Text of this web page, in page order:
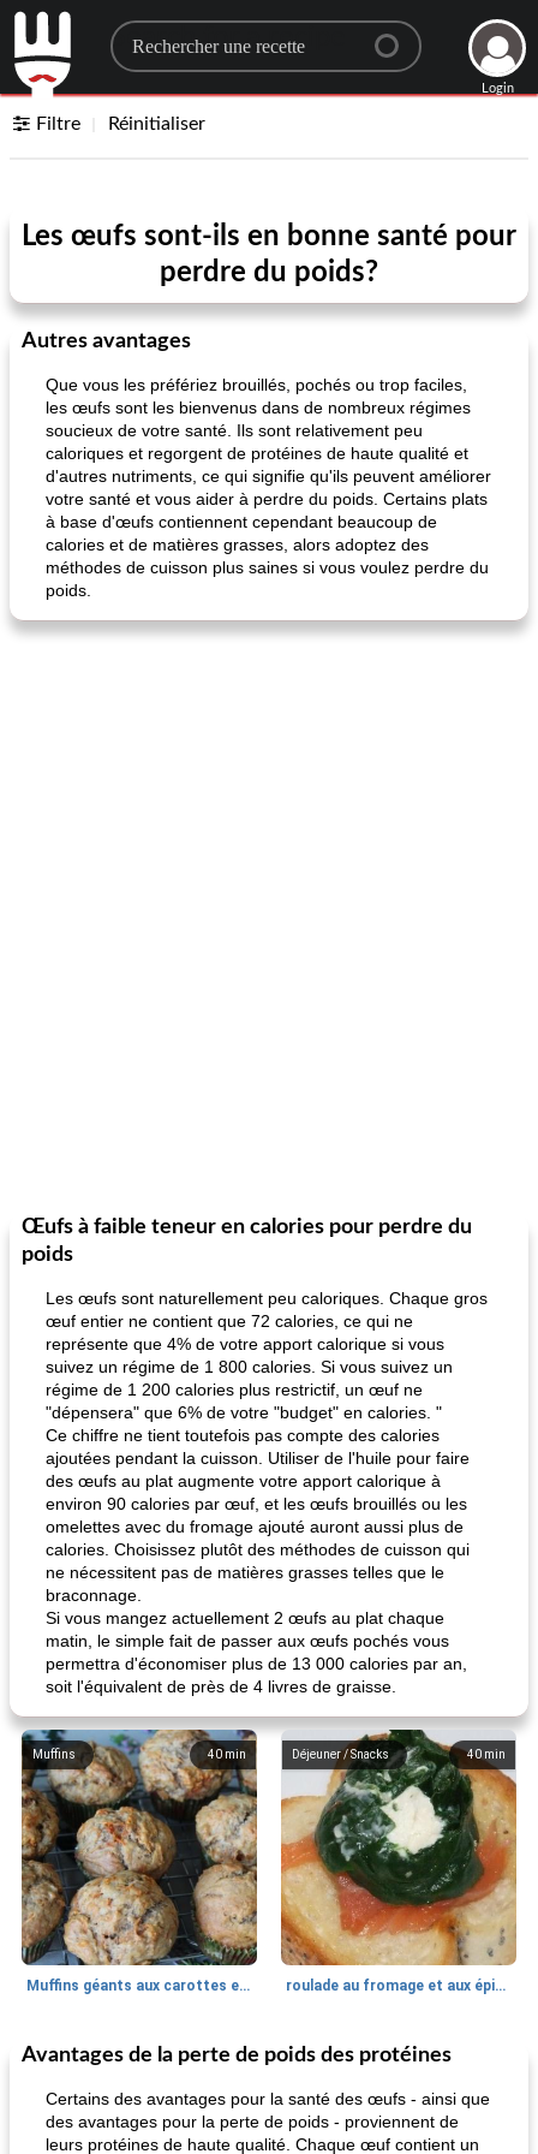
Search for a recipe
Login
Filtre Réinitialiser
Les œufs sont-ils en bonne santé pour
perdre du poids?
Autres avantages
Que vous les préfériez brouillés, pochés ou trop faciles,
les œufs sont les bienvenus dans de nombreux régimes
soucieux de votre santé. Ils sont relativement peu
caloriques et regorgent de protéines de haute qualité et
d'autres nutriments, ce qui signifie qu'ils peuvent améliorer
votre santé et vous aider à perdre du poids. Certains plats
à base d'œufs contiennent cependant beaucoup de
calories et de matières grasses, alors adoptez des
méthodes de cuisson plus saines si vous voulez perdre du
poids.
Œufs à faible teneur en calories pour perdre du
poids
Les œufs sont naturellement peu caloriques. Chaque gros
œuf entier ne contient que 72 calories, ce qui ne
représente que 4% de votre apport calorique si vous
suivez un régime de 1 800 calories. Si vous suivez un
régime de 1 200 calories plus restrictif, un œuf ne
"dépensera" que 6% de votre "budget" en calories. "
Ce chiffre ne tient toutefois pas compte des calories
ajoutées pendant la cuisson. Utiliser de l'huile pour faire
des œufs au plat augmente votre apport calorique à
environ 90 calories par œuf, et les œufs brouillés ou les
omelettes avec du fromage ajouté auront aussi plus de
calories. Choisissez plutôt des méthodes de cuisson qui
ne nécessitent pas de matières grasses telles que le
braconnage.
Si vous mangez actuellement 2 œufs au plat chaque
matin, le simple fait de passer aux œufs pochés vous
permettra d'économiser plus de 13 000 calories par an,
soit l'équivalent de près de 4 livres de graisse.
40 min
Muffins
Muffins géants aux carottes et à la banane de Nif
40 min
Déjeuner / Snacks
roulade au fromage et aux épinards
30min
Marques de confiance: recettes et
Viande et volaille
Avantages de la perte de poids des protéines
Certains des avantages pour la santé des œufs - ainsi que
des avantages pour la perte de poids - proviennent de
leurs protéines de haute qualité. Chaque œuf contient un